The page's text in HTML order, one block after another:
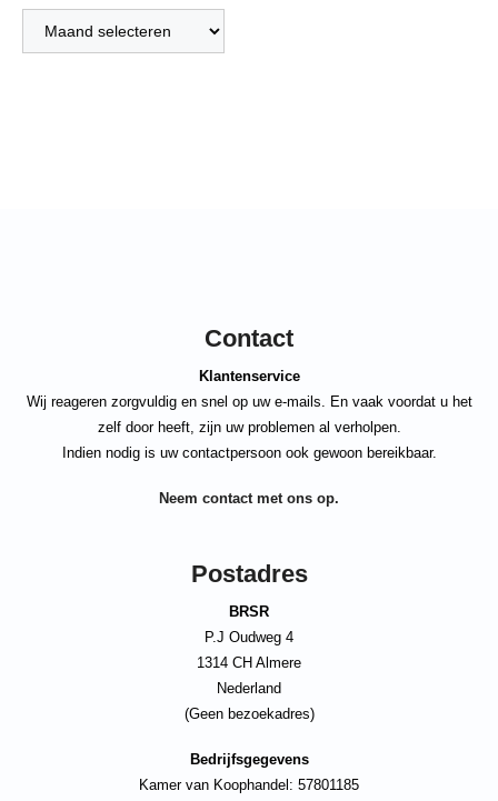
Contact
Klantenservice
Wij reageren zorgvuldig en snel op uw e-mails. En vaak voordat u het
zelf door heeft, zijn uw problemen al verholpen.
Indien nodig is uw contactpersoon ook gewoon bereikbaar.
Neem contact met ons op.
Postadres
BRSR
P.J Oudweg 4
1314 CH Almere
Nederland
(Geen bezoekadres)
Bedrijfsgegevens
Kamer van Koophandel: 57801185